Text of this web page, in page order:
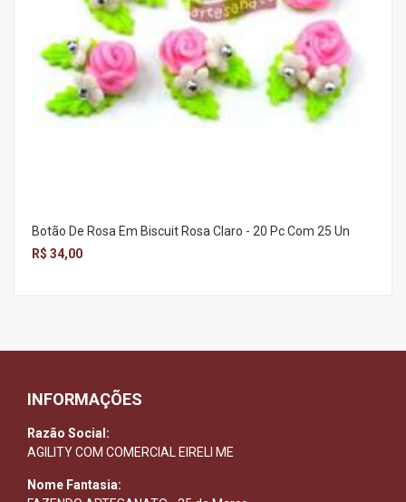
Botão De Rosa Em Biscuit Rosa Claro - 20 Pc Com 25 Un
R$ 34,00
INFORMAÇÕES
Razão Social:
AGILITY COM COMERCIAL EIRELI ME
Nome Fantasia: